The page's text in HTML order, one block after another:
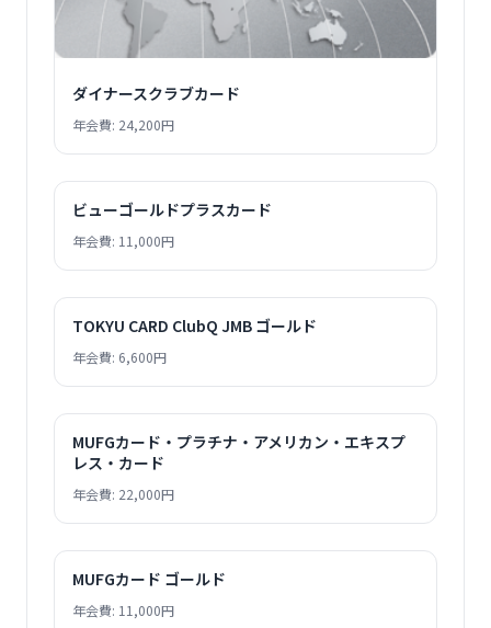
ダイナースクラブカード
年会費: 24,200円
ビューゴールドプラスカード
年会費: 11,000円
TOKYU CARD ClubQ JMB ゴールド
年会費: 6,600円
MUFGカード・プラチナ・アメリカン・エキスプ
レス・カード
年会費: 22,000円
MUFGカード ゴールド
年会費: 11,000円